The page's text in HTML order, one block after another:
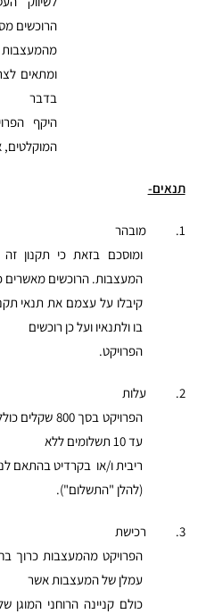
הרוכשים
מהמעצבות
ומתאים
בדבר
היקף
המוקלטים,
תנאים-
1. מובהר
ומוסכם בזאת כי תקנון זה
המעצבות. הרוכשים מאשרים
קיבלו על עצמם את תנאי
בו ולתנאיו ועל כן רוכשים
הפרויקט.
2. עלות
הפרויקט בסך
עד 10 תשלומים ללא
ריבית ו/או בקרדיט בהתאם
(להלן "התשלום").
3. רכישת
הפרויקט מהמעצבות כרוך
עמלן של המעצבות אשר
כולם קניינה הרוחני